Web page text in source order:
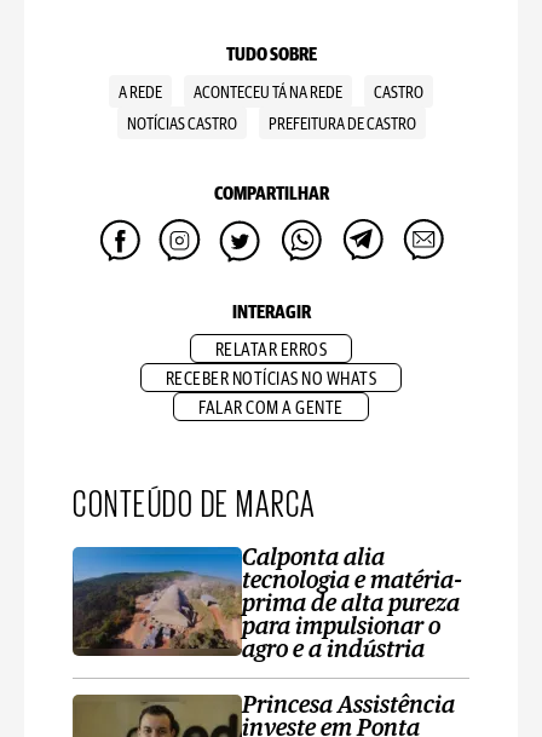
TUDO SOBRE
A REDE ACONTECEU TÁ NA REDE
CASTRO
NOTÍCIAS CASTRO
PREFEITURA DE CASTRO
COMPARTILHAR
INTERAGIR
RELATAR ERROS
RECEBER NOTÍCIAS NO WHATS
FALAR COM A GENTE
CONTEÚDO DE MARCA
Calponta alia
tecnologia e matéria-
prima de alta pureza
para impulsionar o
agro e a indústria
Princesa Assistência
investe em Ponta